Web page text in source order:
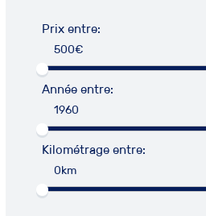
Prix entre:
500€
Année entre:
1960
Kilométrage entre:
0km